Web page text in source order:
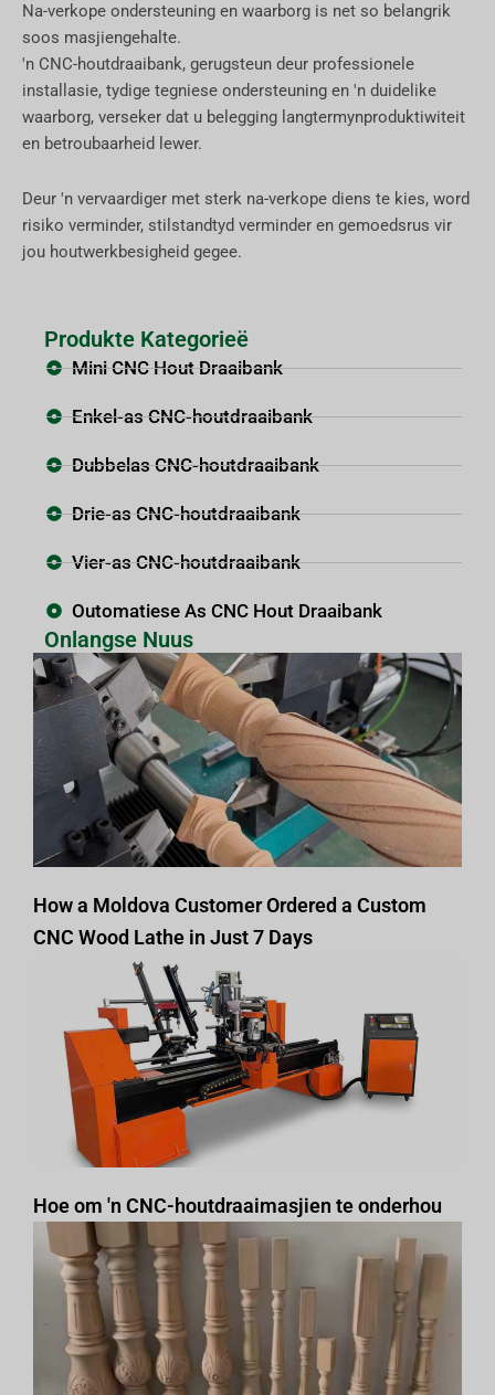
Na-verkope ondersteuning en waarborg is net so belangrik
soos masjiengehalte.
'n CNC-houtdraaibank, gerugsteun deur professionele
installasie, tydige tegniese ondersteuning en 'n duidelike
waarborg, verseker dat u belegging langtermynproduktiwiteit
en betroubaarheid lewer.
Deur 'n vervaardiger met sterk na-verkope diens te kies, word
risiko verminder, stilstandtyd verminder en gemoedsrus vir
jou houtwerkbesigheid gegee.
Produkte Kategorieë
Mini CNC Hout Draaibank
Enkel-as CNC-houtdraaibank
Dubbelas CNC-houtdraaibank
Drie-as CNC-houtdraaibank
Vier-as CNC-houtdraaibank
Outomatiese As CNC Hout Draaibank
Onlangse Nuus
How a Moldova Customer Ordered a Custom
CNC Wood Lathe in Just 7 Days
Hoe om 'n CNC-houtdraaimasjien te onderhou